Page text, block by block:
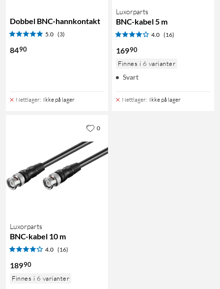
Dobbel BNC-hannkontakt
5.0 (3)
8490
Nettlager: Ikke på lager
Luxorparts
BNC-kabel 5 m
4.0 (16)
16990
Finnes i 6 varianter
Svart
Nettlager: Ikke på lager
Luxorparts
BNC-kabel 10 m
4.0 (16)
18990
Finnes i 6 varianter
0